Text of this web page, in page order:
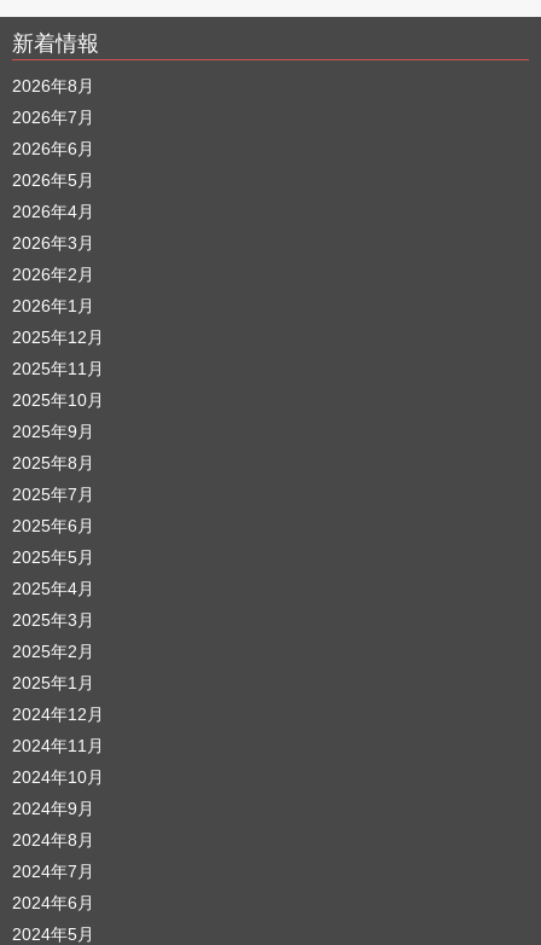
新着情報
2026年8月
2026年7月
2026年6月
2026年5月
2026年4月
2026年3月
2026年2月
2026年1月
2025年12月
2025年11月
2025年10月
2025年9月
2025年8月
2025年7月
2025年6月
2025年5月
2025年4月
2025年3月
2025年2月
2025年1月
2024年12月
2024年11月
2024年10月
2024年9月
2024年8月
2024年7月
2024年6月
2024年5月